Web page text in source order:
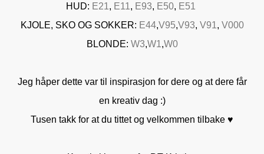
HUD: E21, E11, E93, E50, E51
KJOLE, SKO OG SOKKER: E44,V95,V93, V91, V000
BLONDE: W3,W1,W0
Jeg håper dette var til inspirasjon for dere og at dere får
en kreativ dag :)
Tusen takk for at du tittet og velkommen tilbake ♥